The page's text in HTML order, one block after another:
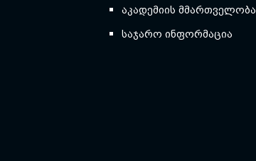
აკადემიის მმართველობა
საჯარო ინფორმაცია